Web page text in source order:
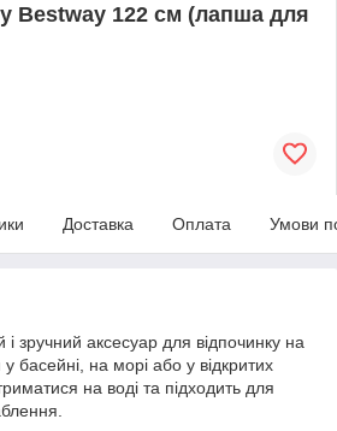
Bestway 122 см (лапша для
Доставка Оплата Умови
зручний аксесуар для відпочинку на
у басейні, на морі або у відкритих
на воді та підходить для